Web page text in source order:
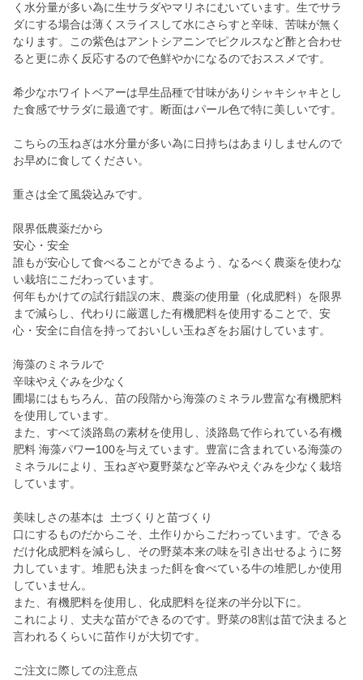
く水分量が多い為に生サラダやマリネにむいています。生でサラ
ダにする場合は薄くスライスして水にさらすと辛味、苦味が無く
なります。この紫色はアントシアニンでピクルスなど酢と合わせ
ると更に赤く反応するので色鮮やかになるのでおススメです。
希少なホワイトベアーは早生品種で甘味がありシャキシャキとし
た食感でサラダに最適です。断面はパール色で特に美しいです。
こちらの玉ねぎは水分量が多い為に日持ちはあまりしませんので
お早めに食してください。
重さは全て風袋込みです。
限界低農薬だから
安心・安全
誰もが安心して食べることができるよう、なるべく農薬を使わな
い栽培にこだわっています。
何年もかけての試行錯誤の末、農薬の使用量（化成肥料）を限界
まで減らし、代わりに厳選した有機肥料を使用することで、安
心・安全に自信を持っておいしい玉ねぎをお届けしています。
海藻のミネラルで
辛味やえぐみを少なく
圃場にはもちろん、苗の段階から海藻のミネラル豊富な有機肥料
を使用しています。
また、すべて淡路島の素材を使用し、淡路島で作られている有機
肥料 海藻パワー100を与えています。豊富に含まれている海藻の
ミネラルにより、玉ねぎや夏野菜など辛みやえぐみを少なく栽培
しています。
美味しさの基本は 土づくりと苗づくり
口にするものだからこそ、土作りからこだわっています。できる
だけ化成肥料を減らし、その野菜本来の味を引き出せるように努
力しています。堆肥も決まった餌を食べている牛の堆肥しか使用
していません。
また、有機肥料を使用し、化成肥料を従来の半分以下に。
これにより、丈夫な苗ができるのです。野菜の8割は苗で決まると
言われるくらいに苗作りが大切です。
ご注文に際しての注意点